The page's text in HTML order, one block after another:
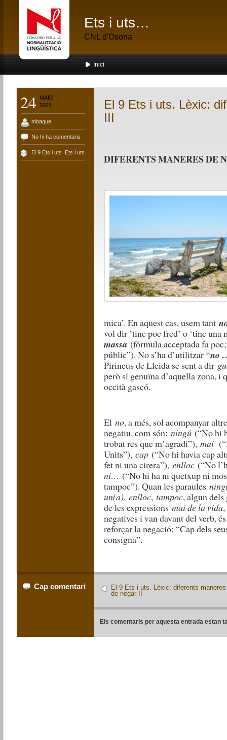
Ets i uts…
CNL d'Osona
Inici
24
MAIG
2021
mbaque
No hi ha comentaris
El 9 Ets i uts Ets i uts
El 9 Ets i uts. Lèxic:
III
DIFERENTS MANERES DE
mica’. En aquest cas, usem tant
vol dir ‘tinc poc fred’ o ‘tinc
massa (fórmula acceptada fa
públic”). No s’ha d’utilitzar *no
Pirineus de Lleida se sent a dir
però sí genuïna d’aquella zona, i
occità gascó.
Elno, a més, sol acompanyar
negatiu, com són:ningú (“No hi
trobat res que m’agradi”),mai
Units”),cap (“No hi havia cap
fet ni una cirera”),enlloc (“No
ni… (“No hi ha ni quetxup ni
tampoc”). Quan les paraules
un(a),enlloc,tampoc, algun
de les expressionsmai de la vida
negatives i van davant del verb,
reforçar la negació: “Cap dels
consigna”.
Cap comentari
El 9 Ets i uts. Lèxic: diferents maneres
de negar II
Els comentaris per aquesta entrada estan